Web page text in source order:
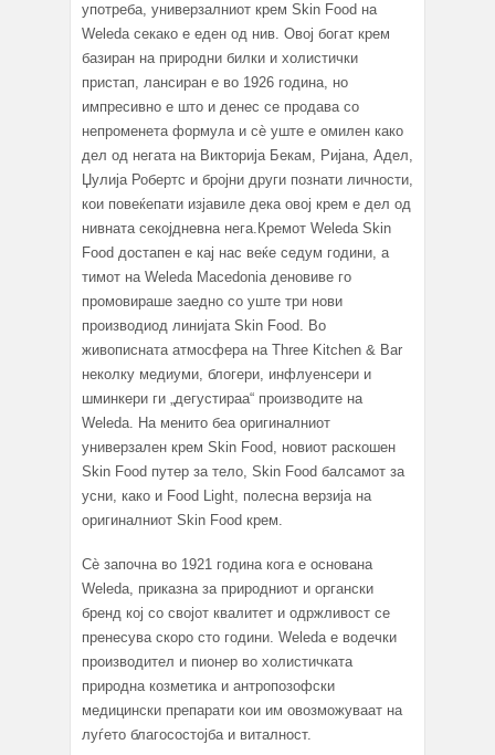
употреба, универзалниот крем Skin Food на
Weleda секако е еден од нив. Овој богат крем
базиран на природни билки и холистички
пристап, лансиран е во 1926 година, но
импресивно е што и денес се продава со
непроменета формула и сѐ уште е омилен како
дел од негата на Викторија Бекам, Ријана, Адел,
Џулија Робертс и бројни други познати личности,
кои повеќепати изјавиле дека овој крем е дел од
нивната секојдневна нега.Кремот Weleda Skin
Food достапен е кај нас веќе седум години, а
тимот на Weleda Macedonia деновиве го
промовираше заедно со уште три нови
производиод линијата Skin Food. Во
живописната атмосфера на Three Kitchen & Bar
неколку медиуми, блогери, инфлуенсери и
шминкери ги „дегустираа“ производите на
Weleda. На менито беа оригиналниот
универзален крем Skin Food, новиот раскошен
Skin Food путер за тело, Skin Food балсамот за
усни, како и Food Light, полесна верзија на
оригиналниот Skin Food крем.
Сѐ започна во 1921 година кога е основана
Weleda, приказна за природниот и органски
бренд кој со својот квалитет и одржливост се
пренесува скоро сто години. Weleda е водечки
производител и пионер во холистичката
природна козметика и антропозофски
медицински препарати кои им овозможуваат на
луѓето благосостојба и виталност.